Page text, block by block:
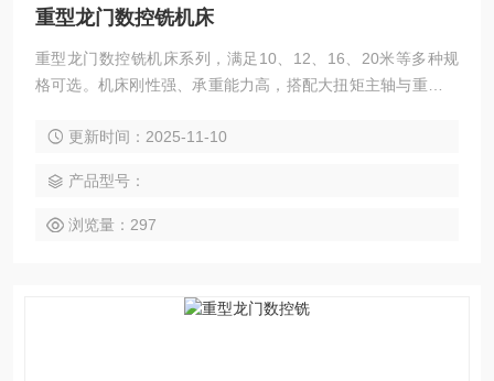
重型龙门数控铣机床
重型龙门数控铣机床系列，满足10、12、16、20米等多种规
格可选。机床刚性强、承重能力高，搭配大扭矩主轴与重载滚
削。适用于能源装备、船舶制造、轨道交通、模具钢件、工程
锪、攻丝及多面联动加工。整机支持模块化定制，可根据工件
重量、加工区域与工艺特性灵活选配。
更新时间：2025-11-10
产品型号：
浏览量：297